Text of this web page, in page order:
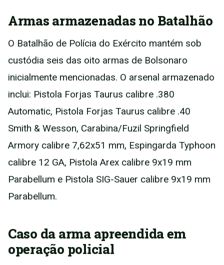
Armas armazenadas no Batalhão
O Batalhão de Polícia do Exército mantém sob
custódia seis das oito armas de Bolsonaro
inicialmente mencionadas. O arsenal armazenado
inclui: Pistola Forjas Taurus calibre .380
Automatic, Pistola Forjas Taurus calibre .40
Smith & Wesson, Carabina/Fuzil Springfield
Armory calibre 7,62x51 mm, Espingarda Typhoon
calibre 12 GA, Pistola Arex calibre 9x19 mm
Parabellum e Pistola SIG-Sauer calibre 9x19 mm
Parabellum.
Caso da arma apreendida em
operação policial